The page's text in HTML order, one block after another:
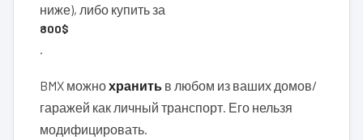
ниже), либо купить за
800$
.
BMX можнохранить в любом из ваших домов/
гаражей как личный транспорт. Его нельзя
модифицировать.